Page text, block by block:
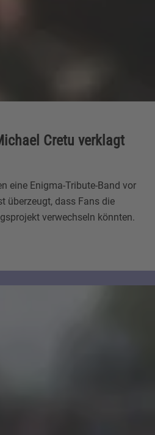
Cretu verklagt
eine Enigma-Tribute-Band vor
überzeugt, dass Fans die
verwechseln könnten.